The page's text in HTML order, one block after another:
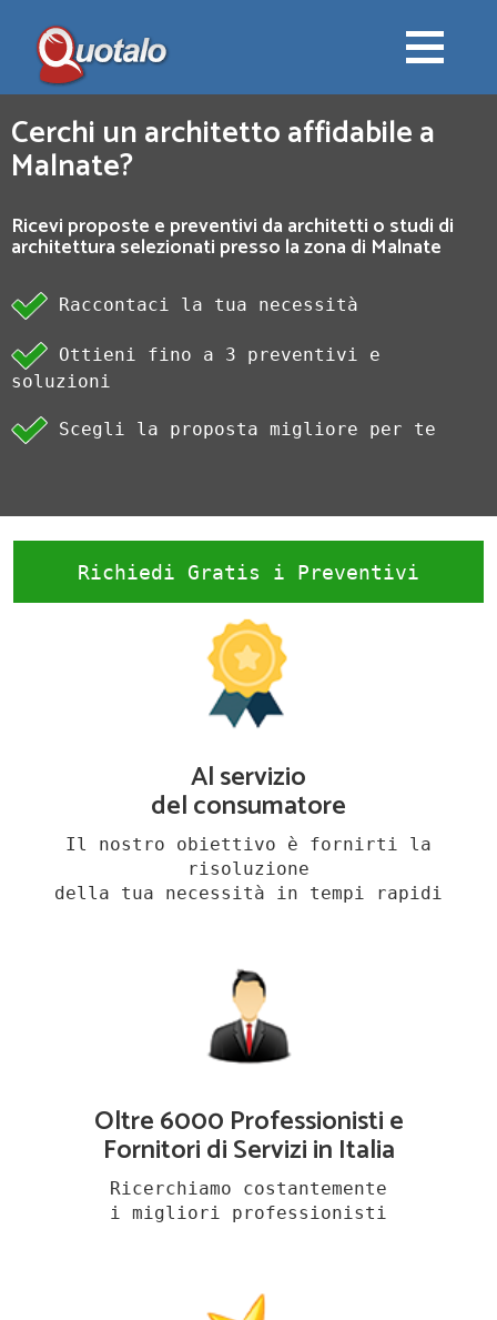
Cerchi un architetto affidabile a
Malnate?
Ricevi proposte e preventivi da architetti o studi di
architettura selezionati presso la zona di Malnate
Raccontaci la tua necessità
Ottieni fino a 3 preventivi e
soluzioni
Scegli la proposta migliore per te
Richiedi Gratis i Preventivi
Al servizio
del consumatore
Il nostro obiettivo è fornirti la
risoluzione
della tua necessità in tempi rapidi
Oltre 6000 Professionisti e
Fornitori di Servizi in Italia
Ricerchiamo costantemente
i migliori professionisti